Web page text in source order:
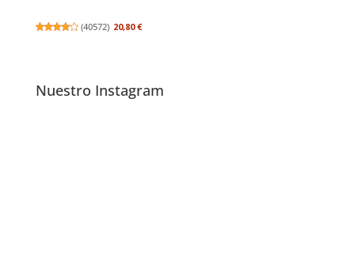
(40572) 20,80 €
Nuestro Instagram